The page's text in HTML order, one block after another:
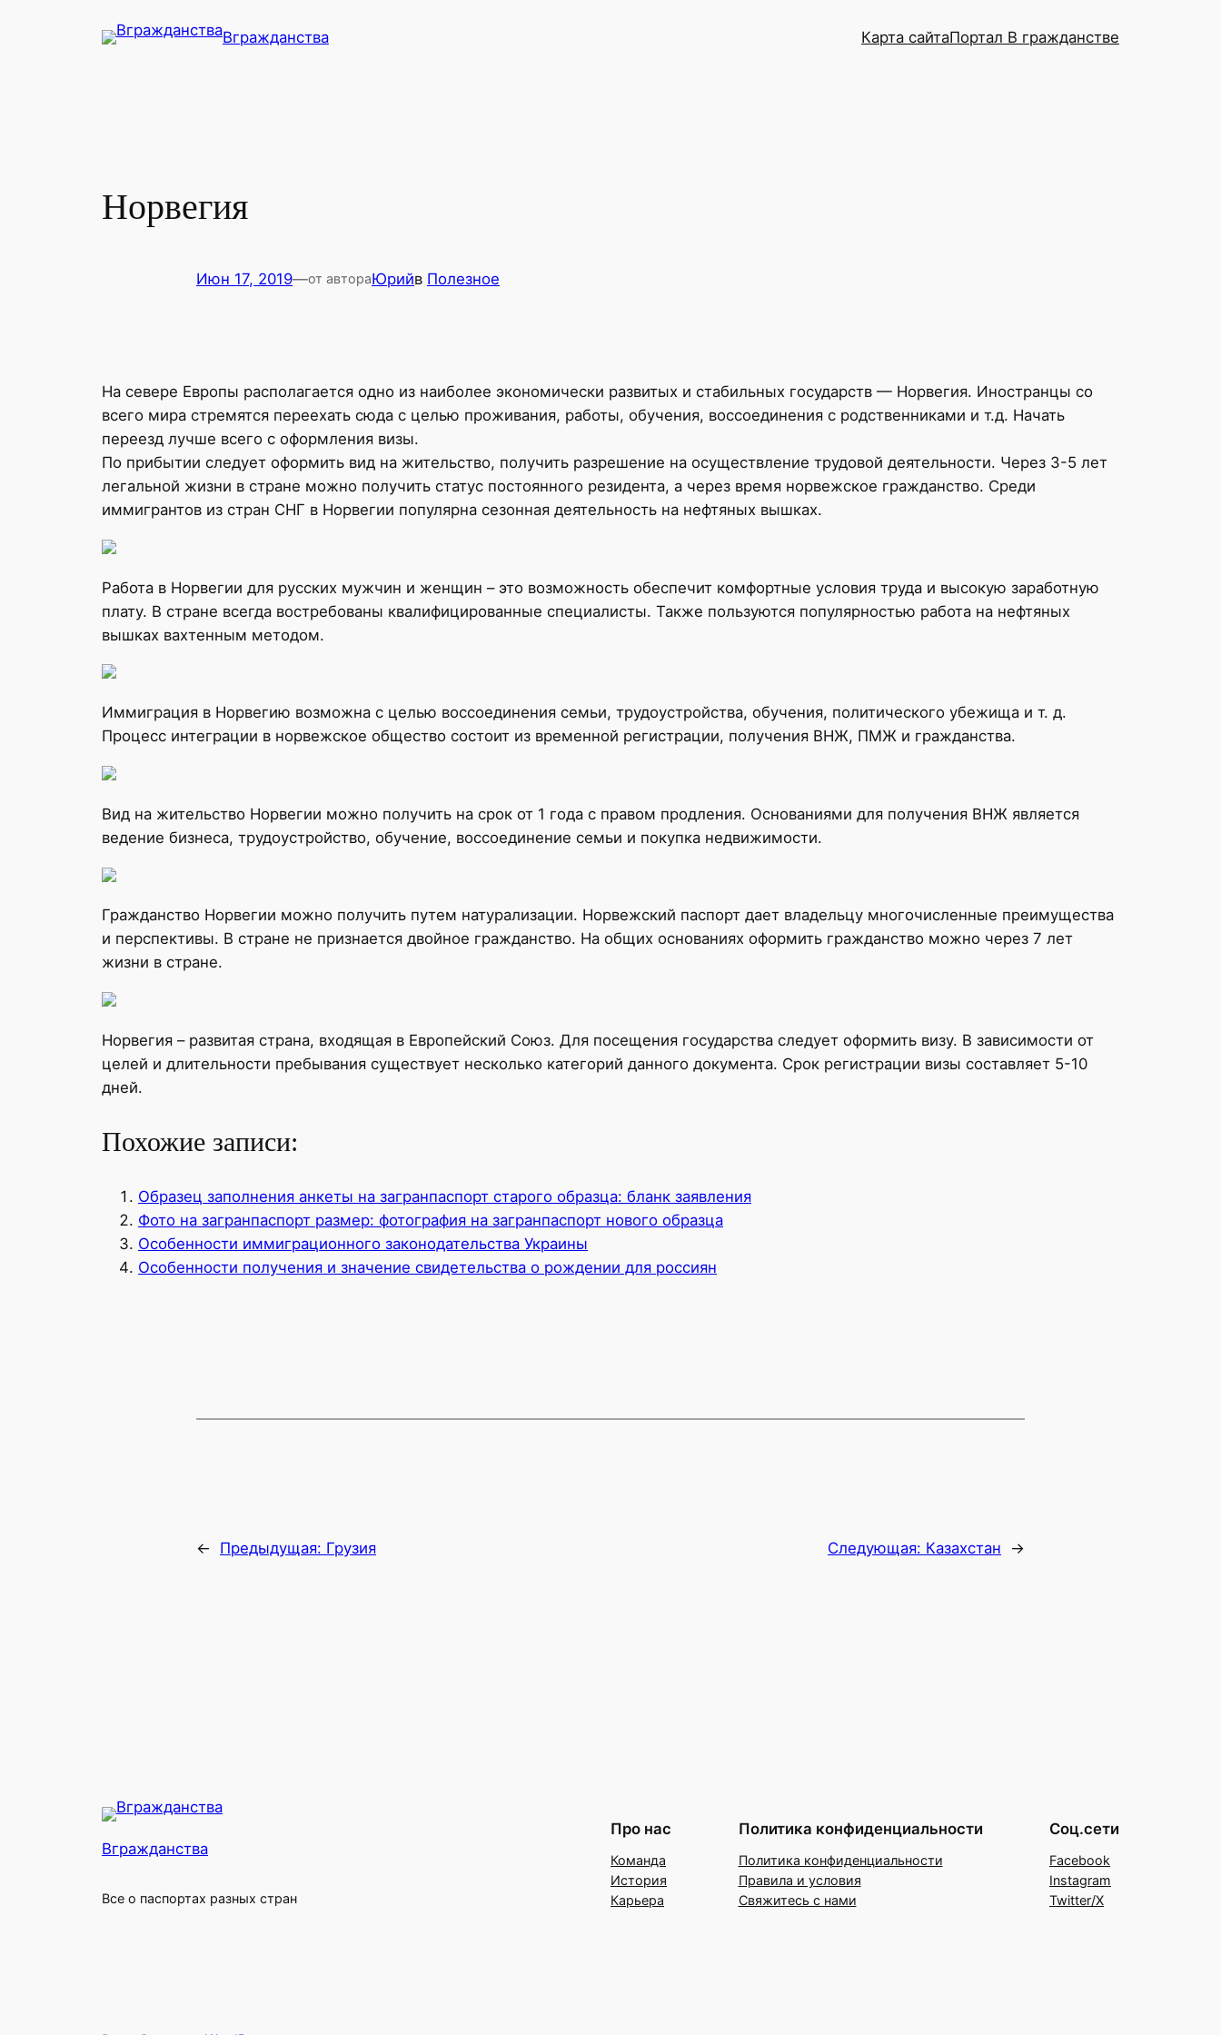
Вгражданства Карта сайтаПортал В гражданстве
Норвегия
Июн 17, 2019—от автораЮрийв Полезное
На севере Европы располагается одно из наиболее экономически развитых и стабильных государств — Норвегия. Иностранцы со
всего мира стремятся переехать сюда с целью проживания, работы, обучения, воссоединения с родственниками и т.д. Начать
переезд лучше всего с оформления визы.
По прибытии следует оформить вид на жительство, получить разрешение на осуществление трудовой деятельности. Через 3-5 лет
легальной жизни в стране можно получить статус постоянного резидента, а через время норвежское гражданство. Среди
иммигрантов из стран СНГ в Норвегии популярна сезонная деятельность на нефтяных вышках.
Работа в Норвегии для русских мужчин и женщин – это возможность обеспечит комфортные условия труда и высокую заработную
плату. В стране всегда востребованы квалифицированные специалисты. Также пользуются популярностью работа на нефтяных
вышках вахтенным методом.
Иммиграция в Норвегию возможна с целью воссоединения семьи, трудоустройства, обучения, политического убежища и т. д.
Процесс интеграции в норвежское общество состоит из временной регистрации, получения ВНЖ, ПМЖ и гражданства.
Вид на жительство Норвегии можно получить на срок от 1 года с правом продления. Основаниями для получения ВНЖ является
ведение бизнеса, трудоустройство, обучение, воссоединение семьи и покупка недвижимости.
Гражданство Норвегии можно получить путем натурализации. Норвежский паспорт дает владельцу многочисленные преимущества
и перспективы. В стране не признается двойное гражданство. На общих основаниях оформить гражданство можно через 7 лет
жизни в стране.
Норвегия – развитая страна, входящая в Европейский Союз. Для посещения государства следует оформить визу. В зависимости от
целей и длительности пребывания существует несколько категорий данного документа. Срок регистрации визы составляет 5-10
дней.
Похожие записи:
Образец заполнения анкеты на загранпаспорт старого образца: бланк заявления
Фото на загранпаспорт размер: фотография на загранпаспорт нового образца
Особенности иммиграционного законодательства Украины
Особенности получения и значение свидетельства о рождении для россиян
← Предыдущая: Грузия Следующая: Казахстан →
Вгражданства
Все о паспортах разных стран
Про нас
Команда
История
Карьера
Политика конфиденциальности
Политика конфиденциальности
Правила и условия
Свяжитесь с нами
Соц.сети
Facebook
Instagram
Twitter/X